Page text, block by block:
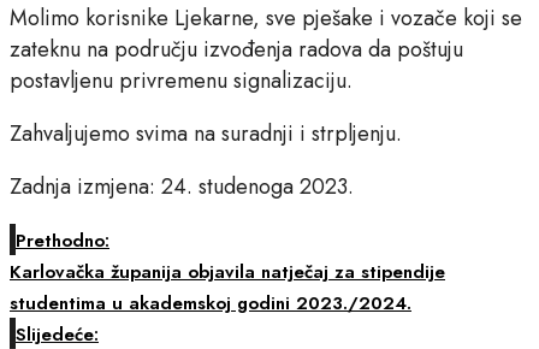
Molimo korisnike Ljekarne, sve pješake i vozače koji se
zateknu na području izvođenja radova da poštuju
postavljenu privremenu signalizaciju.
Zahvaljujemo svima na suradnji i strpljenju.
Zadnja izmjena: 24. studenoga 2023.
Prethodno:
Karlovačka županija objavila natječaj za stipendije
studentima u akademskoj godini 2023./2024.
Slijedeće: